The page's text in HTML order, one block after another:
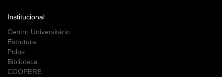
Institucional
Centro Universitário
Estrutura
Polos
Biblioteca
COOPERE